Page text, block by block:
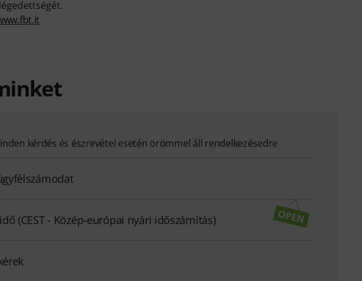
kérdés és észrevétel esetén örömmel áll rendelkezésedre
(CEST - Közép-európai nyári időszámítás)